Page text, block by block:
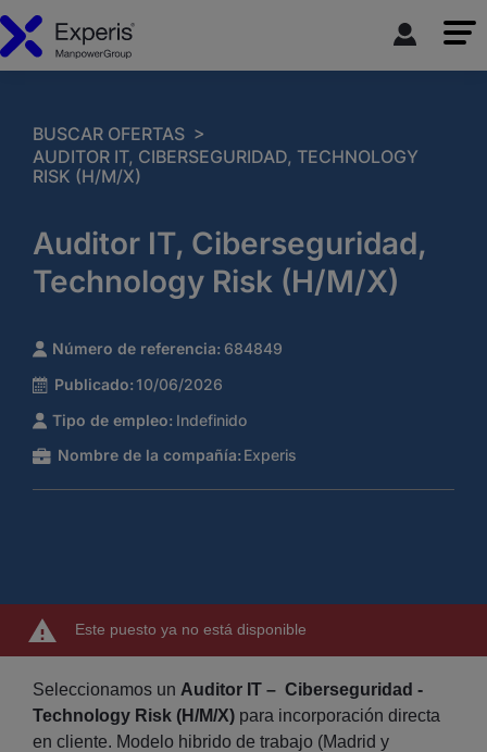
BUSCAR OFERTAS >
AUDITOR IT, CIBERSEGURIDAD, TECHNOLOGY
RISK (H/M/X)
Auditor IT, Ciberseguridad,
Technology Risk (H/M/X)
Número de referencia: 684849
Publicado: 10/06/2026
Tipo de empleo: Indefinido
Nombre de la compañía: Experis
Este puesto ya no está disponible
Seleccionamos un Auditor IT – Ciberseguridad -
Technology Risk (H/M/X) para incorporación directa
en cliente. Modelo hibrido de trabajo (Madrid y